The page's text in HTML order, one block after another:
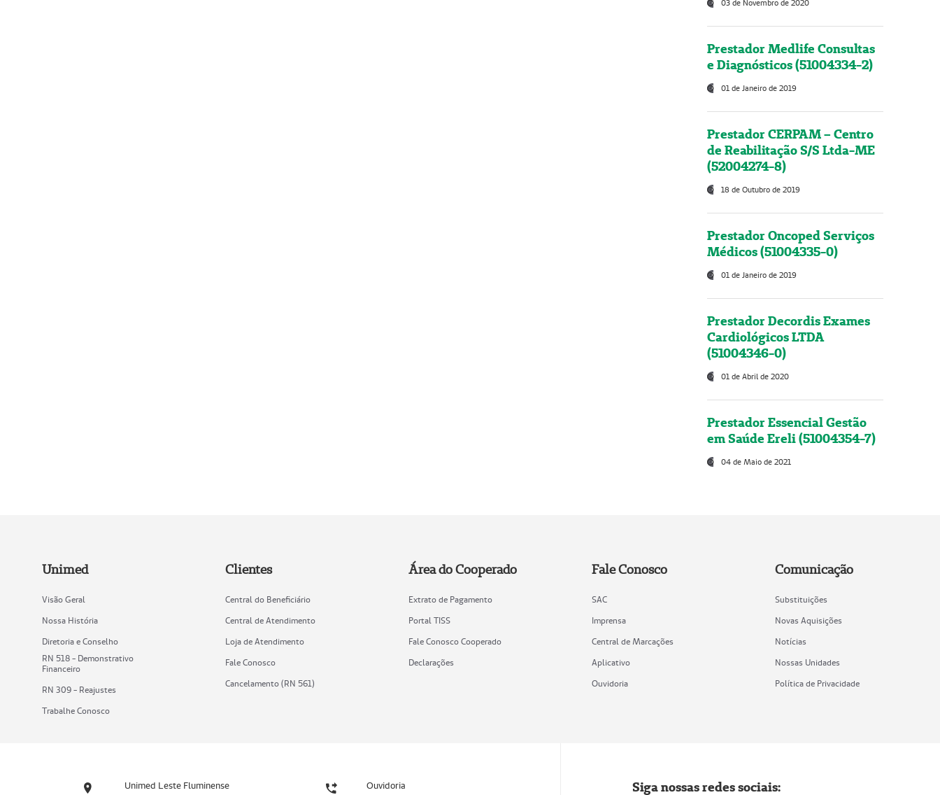
03 de Novembro de 2020
Prestador Medlife Consultas
e Diagnósticos (51004334-2)
01 de Janeiro de 2019
Prestador CERPAM – Centro
de Reabilitação S/S Ltda-ME
(52004274-8)
18 de Outubro de 2019
Prestador Oncoped Serviços
Médicos (51004335-0)
01 de Janeiro de 2019
Prestador Decordis Exames
Cardiológicos LTDA
(51004346-0)
01 de Abril de 2020
Prestador Essencial Gestão
em Saúde Ereli (51004354-7)
04 de Maio de 2021
Unimed
Visão Geral
Nossa História
Diretoria e Conselho
RN 518 - Demonstrativo
Financeiro
RN 309 - Reajustes
Trabalhe Conosco
Clientes
Central do Beneficiário
Central de Atendimento
Loja de Atendimento
Fale Conosco
Cancelamento (RN 561)
Área do Cooperado
Extrato de Pagamento
Portal TISS
Fale Conosco Cooperado
Declarações
Fale Conosco
SAC
Imprensa
Central de Marcações
Aplicativo
Ouvidoria
Comunicação
Substituições
Novas Aquisições
Notícias
Nossas Unidades
Política de Privacidade
Unimed Leste Fluminense Ouvidoria Siga nossas redes sociais: